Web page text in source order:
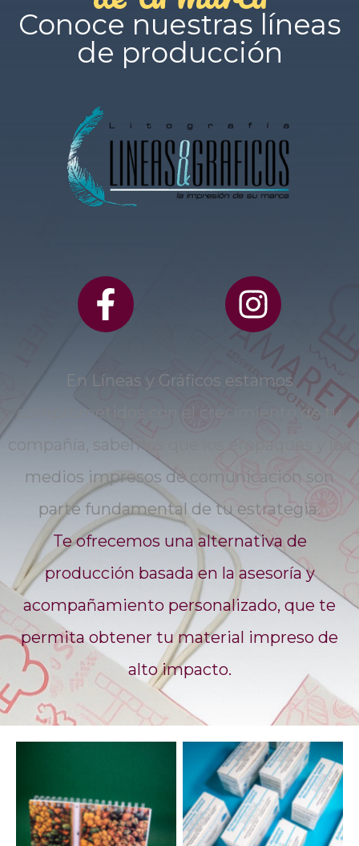
Conoce nuestras líneas
de producción
En Líneas y Gráficos estamos
comprometidos con el crecimiento de tu
compañía, sabemos que los empaques y los
medios impresos de comunicación son
parte fundamental de tu estrategia.
Te ofrecemos una alternativa de
producción basada en la asesoría y
acompañamiento personalizado, que te
permita obtener tu material impreso de
alto impacto.